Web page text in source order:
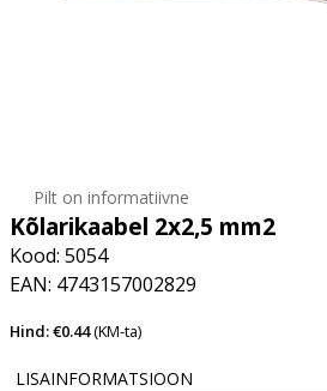
Pilt on informatiivne
Kõlarikaabel 2x2,5 mm2
Kood: 5054
EAN: 4743157002829
Hind: €0.44(KM-ta)
LISAINFORMATSIOON